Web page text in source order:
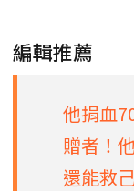
編輯推薦
他捐血
贈者！
還能救